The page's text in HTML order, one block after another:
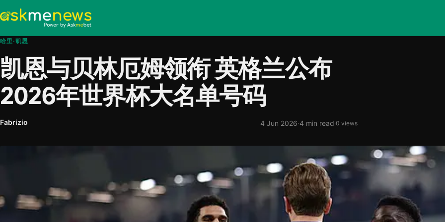
哈里·凯恩
凯恩与贝林厄姆领衔 英格兰公布
2026年世界杯大名单号码
Fabrizio 4 Jun 2026·4 min read·0 views